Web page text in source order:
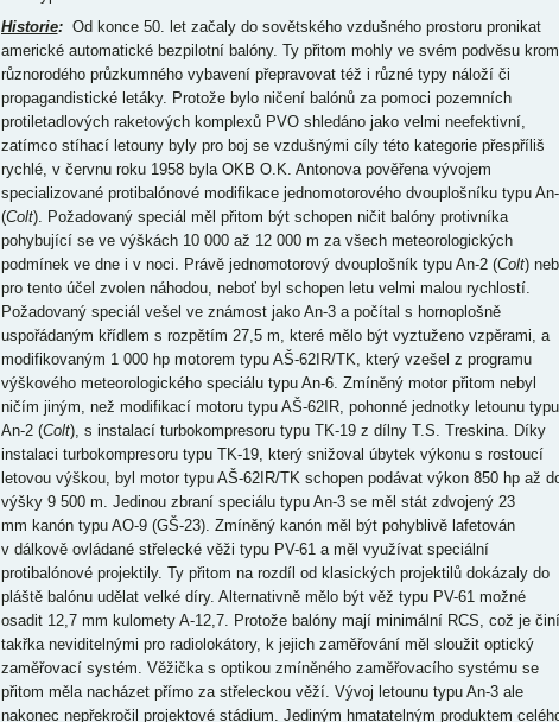
Historie:Od konce 50. let začaly do sovětského vzdušného prostoru pronikat
americké automatické bezpilotní balóny. Ty přitom mohly ve svém podvěsu
různorodého průzkumného vybavení přepravovat též i různé typy náloží či
propagandistické letáky. Protože bylo ničení balónů za pomoci pozemních
protiletadlových raketových komplexů PVO shledáno jako velmi neefektivní,
zatímco stíhací letouny byly pro boj se vzdušnými cíly této kategorie přespříliš
rychlé, v červnu roku 1958 byla OKB O.K. Antonova pověřena vývojem
specializované protibalónové modifikace jednomotorového dvouplošníku typu
(Colt). Požadovaný speciál měl přitom být schopen ničit balóny protivníka
pohybující se ve výškách 10 000 až 12 000 m za všech meteorologických
podmínek ve dne i v noci. Právě jednomotorový dvouplošník typu An-2 (Colt)
pro tento účel zvolen náhodou, neboť byl schopen letu velmi malou rychlostí.
Požadovaný speciál vešel ve známost jako An-3 a počítal s hornoplošně
uspořádaným křídlem s rozpětím 27,5 m, které mělo být vyztuženo vzpěrami, a
modifikovaným 1 000 hp motorem typu AŠ-62IR/TK, který vzešel z programu
výškového meteorologického speciálu typu An-6. Zmíněný motor přitom nebyl
ničím jiným, než modifikací motoru typu AŠ-62IR, pohonné jednotky letounu typu
An-2 (Colt), s instalací turbokompresoru typu TK-19 z dílny T.S. Treskina. Díky
instalaci turbokompresoru typu TK-19, který snižoval úbytek výkonu s rostoucí
letovou výškou, byl motor typu AŠ-62IR/TK schopen podávat výkon 850 hp až
výšky 9 500 m. Jedinou zbraní speciálu typu An-3 se měl stát zdvojený 23
mm kanón typu AO-9 (GŠ-23). Zmíněný kanón měl být pohyblivě lafetován
v dálkově ovládané střelecké věži typu PV-61 a měl využívat speciální
protibalónové projektily. Ty přitom na rozdíl od klasických projektilů dokázaly do
pláště balónu udělat velké díry. Alternativně mělo být věž typu PV-61 možné
osadit 12,7 mm kulomety A-12,7. Protože balóny mají minimální RCS, což je činí
takřka neviditelnými pro radiolokátory, k jejich zaměřování měl sloužit optický
zaměřovací systém. Věžička s optikou zmíněného zaměřovacího systému se
přitom měla nacházet přímo za střeleckou věží. Vývoj letounu typu An-3 ale
nakonec nepřekročil projektové stádium. Jediným hmatatelným produktem